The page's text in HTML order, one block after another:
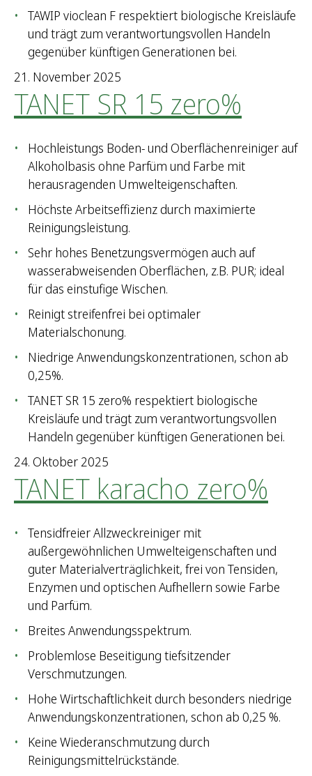
TAWIP vioclean F respektiert biologische Kreisläufe
und trägt zum verantwortungsvollen Handeln
gegenüber künftigen Generationen bei.
21. November 2025
TANET SR 15 zero%
Hochleistungs Boden- und Oberflächenreiniger auf
Alkoholbasis ohne Parfüm und Farbe mit
herausragenden Umwelteigenschaften.
Höchste Arbeitseffizienz durch maximierte
Reinigungsleistung.
Sehr hohes Benetzungsvermögen auch auf
wasserabweisenden Oberflächen, z.B. PUR; ideal
für das einstufige Wischen.
Reinigt streifenfrei bei optimaler
Materialschonung.
Niedrige Anwendungskonzentrationen, schon ab
0,25%.
TANET SR 15 zero% respektiert biologische
Kreisläufe und trägt zum verantwortungsvollen
Handeln gegenüber künftigen Generationen bei.
24. Oktober 2025
TANET karacho zero%
Tensidfreier Allzweckreiniger mit
außergewöhnlichen Umwelteigenschaften und
guter Materialverträglichkeit, frei von Tensiden,
Enzymen und optischen Aufhellern sowie Farbe
und Parfüm.
Breites Anwendungsspektrum.
Problemlose Beseitigung tiefsitzender
Verschmutzungen.
Hohe Wirtschaftlichkeit durch besonders niedrige
Anwendungskonzentrationen, schon ab 0,25 %.
Keine Wiederanschmutzung durch
Reinigungsmittelrückstände.